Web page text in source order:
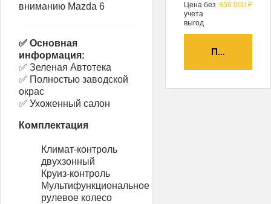
вниманию Mazda 6
✅ Основная
информация:
✅ Зеленая Автотека
✅ Полностью заводской
окрас
✅ Ухоженный салон
Комплектация
Климат-контроль
двухзонный
Круиз-контроль
Мультифункциональное
рулевое колесо
Цена без
учета
выгод
859 000 ₽
ПОЛУЧИТЬ